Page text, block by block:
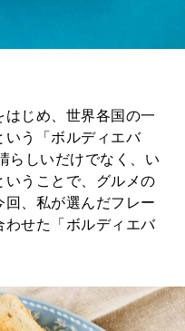
じめ、世界各国の一
いう「ボルディエバ
らしいだけでなく、い
いうことで、グルメの
回、私が選んだフレー
わせた「ボルディエバ